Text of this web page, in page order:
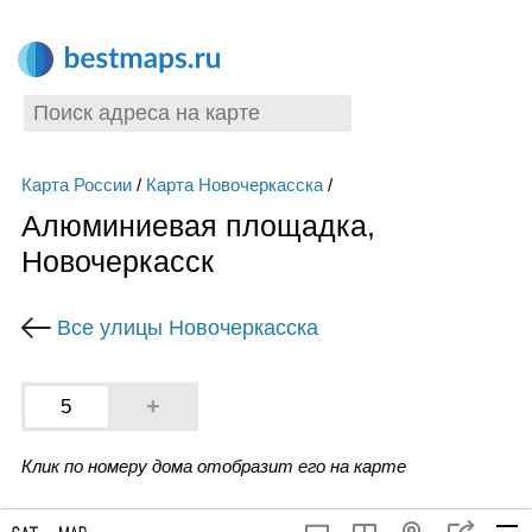
Карта России/ Карта Новочеркасска/
Алюминиевая площадка,
Новочеркасск
Все улицы Новочеркасска
5 +
Клик по номеру дома отобразит его на карте